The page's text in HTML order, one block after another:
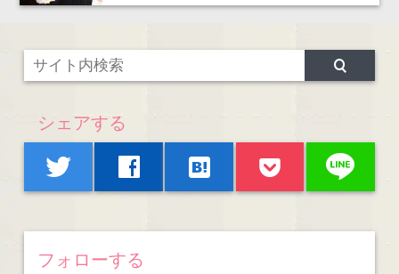
シェアする
twitter facebook hatenabookmark line
フォローする